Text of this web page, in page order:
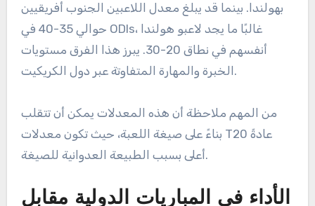
بهولندا. بينما قد يبلغ معدل اللاعبين الجنوب أفريقيين
حوالي 35-40 في ODIs، غالبًا ما يجد لاعبو هولندا
أنفسهم في نطاق 20-30. يبرز هذا الفرق مستويات
الخبرة والمهارة المتفاوتة عبر دول الكريكيت.
من المهم ملاحظة أن هذه المعدلات يمكن أن تتقلب
بناءً على صيغة اللعبة، حيث تكون معدلات T20 عادةً
أعلى بسبب الطبيعة العدوانية للصيغة.
الأداء في المباريات الدولية مقابل